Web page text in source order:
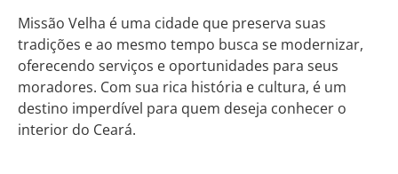
Missão Velha é uma cidade que preserva suas
tradições e ao mesmo tempo busca se modernizar,
oferecendo serviços e oportunidades para seus
moradores. Com sua rica história e cultura, é um
destino imperdível para quem deseja conhecer o
interior do Ceará.